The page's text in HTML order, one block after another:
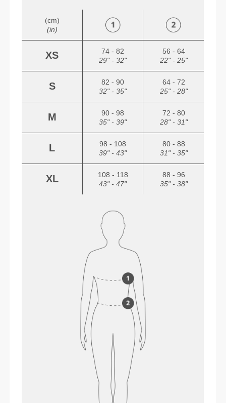
(cm)
(in)
XS
74 - 82
29" - 32"
56 - 64
22" - 25"
S
82 - 90
32" - 35"
64 - 72
25" - 28"
M
90 - 98
35" - 39"
72 - 80
28" - 31"
L
98 - 108
39" - 43"
80 - 88
31" - 35"
XL
108 - 118
43" - 47"
88 - 96
35" - 38"